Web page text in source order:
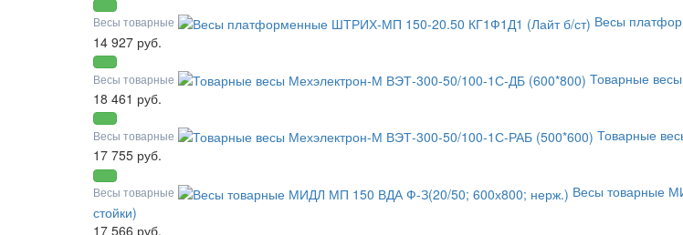
Весы товарные
Весы
14 927 руб.
Весы товарные
Товарные
18 461 руб.
Весы товарные
Товарные
17 755 руб.
Весы товарные
Весы товарные
стойки)
17 566 руб.